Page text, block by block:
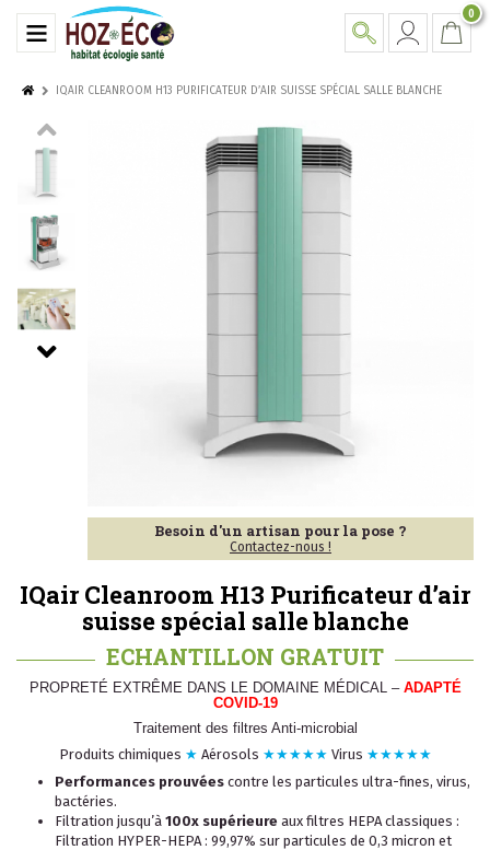
0
IQAIR CLEANROOM H13 PURIFICATEUR D’AIR SUISSE SPÉCIAL SALLE BLANCHE
Besoin d'un artisan pour la pose ?
Contactez-nous !
IQair Cleanroom H13 Purificateur d’air
suisse spécial salle blanche
ECHANTILLON GRATUIT
PROPRETÉ EXTRÊME DANS LE DOMAINE MÉDICAL – ADAPTÉ
COVID-19
Traitement des filtres Anti-microbial
Produits chimiques ★ Aérosols ★★★★★ Virus ★★★★★
Performances prouvées contre les particules ultra-fines, virus,
bactéries.
Filtration jusqu’à 100x supérieure aux filtres HEPA classiques :
Filtration HYPER-HEPA : 99,97% sur particules de 0,3 micron et